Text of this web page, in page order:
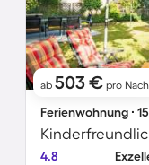
ab 503 € pro
Ferienwohnung ∙
4.8